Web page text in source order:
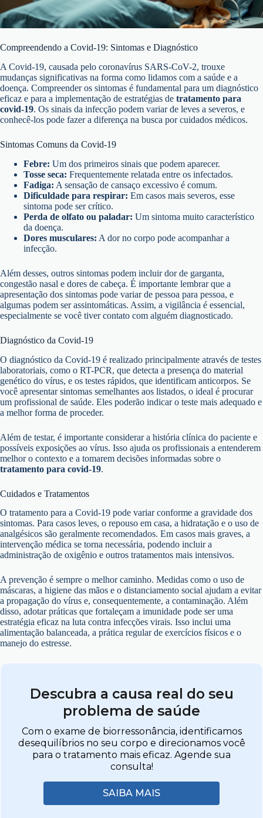
Compreendendo a Covid-19: Sintomas e Diagnóstico
A Covid-19, causada pelo coronavírus SARS-CoV-2, trouxe
mudanças significativas na forma como lidamos com a saúde e a
doença. Compreender os sintomas é fundamental para um diagnóstico
eficaz e para a implementação de estratégias de tratamento para
covid-19. Os sinais da infecção podem variar de leves a severos, e
conhecê-los pode fazer a diferença na busca por cuidados médicos.
Sintomas Comuns da Covid-19
Febre: Um dos primeiros sinais que podem aparecer.
Tosse seca: Frequentemente relatada entre os infectados.
Fadiga: A sensação de cansaço excessivo é comum.
Dificuldade para respirar: Em casos mais severos, esse
sintoma pode ser crítico.
Perda de olfato ou paladar: Um sintoma muito característico
da doença.
Dores musculares: A dor no corpo pode acompanhar a
infecção.
Além desses, outros sintomas podem incluir dor de garganta,
congestão nasal e dores de cabeça. É importante lembrar que a
apresentação dos sintomas pode variar de pessoa para pessoa, e
algumas podem ser assintomáticas. Assim, a vigilância é essencial,
especialmente se você tiver contato com alguém diagnosticado.
Diagnóstico da Covid-19
O diagnóstico da Covid-19 é realizado principalmente através de testes
laboratoriais, como o RT-PCR, que detecta a presença do material
genético do vírus, e os testes rápidos, que identificam anticorpos. Se
você apresentar sintomas semelhantes aos listados, o ideal é procurar
um profissional de saúde. Eles poderão indicar o teste mais adequado e
a melhor forma de proceder.
Além de testar, é importante considerar a história clínica do paciente e
possíveis exposições ao vírus. Isso ajuda os profissionais a entenderem
melhor o contexto e a tomarem decisões informadas sobre o
tratamento para covid-19.
Cuidados e Tratamentos
O tratamento para a Covid-19 pode variar conforme a gravidade dos
sintomas. Para casos leves, o repouso em casa, a hidratação e o uso de
analgésicos são geralmente recomendados. Em casos mais graves, a
intervenção médica se torna necessária, podendo incluir a
administração de oxigênio e outros tratamentos mais intensivos.
A prevenção é sempre o melhor caminho. Medidas como o uso de
máscaras, a higiene das mãos e o distanciamento social ajudam a evitar
a propagação do vírus e, consequentemente, a contaminação. Além
disso, adotar práticas que fortaleçam a imunidade pode ser uma
estratégia eficaz na luta contra infecções virais. Isso inclui uma
alimentação balanceada, a prática regular de exercícios físicos e o
manejo do estresse.
Descubra a causa real do seu
problema de saúde
Com o exame de biorressonância, identificamos
desequilíbrios no seu corpo e direcionamos você
para o tratamento mais eficaz. Agende sua
consulta!
SAIBA MAIS